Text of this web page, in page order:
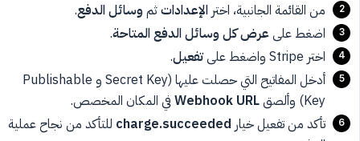
من القائمة الجانبية، اختر الإعداداتثم وسائل الدفع.
اضغط علىعرض كل وسائل الدفع المتاحة.
اختر Stripe واضغط على
تفعيل.
أدخل المفاتيح التي حصلت عليها (Secret Key و Publishable
Key) وألصق
Webhook URLفي المكان المخصص.
تأكد من تفعيل خيار charge.succeeded للتأكد من نجاح عملية